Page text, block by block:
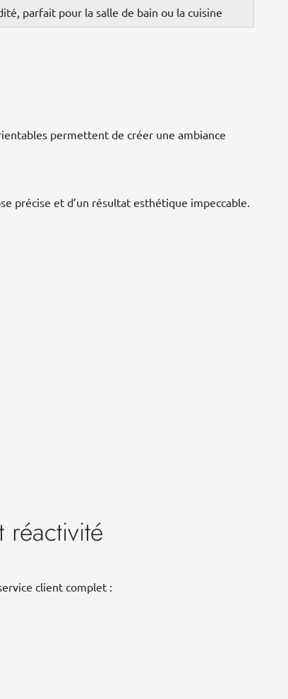
parfait pour la salle de bain ou la cuisine
permettent de créer une ambiance
précise et d’un résultat esthétique impeccable.
client complet :